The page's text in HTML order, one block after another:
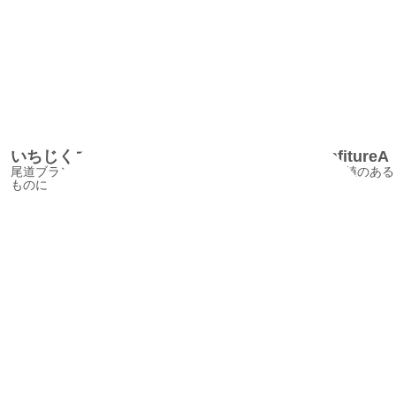
いちじくコンフィチュール誕生の経緯/FigconfitureA
尾道ブランドづくりで、発案した特産品のいちじくを付加価値のある
ものに